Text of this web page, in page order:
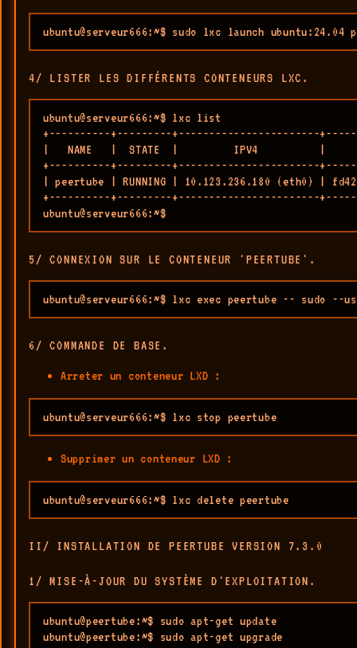
ubuntu@serveur666:~$ sudo lxc launch ubuntu:24.04
4/ LISTER LES DIFFÉRENTS CONTENEURS LXC.
ubuntu@serveur666:~$ lxc list
+----------+---------+-----------------------
|   NAME   |  STATE  |         IPV4          |
+----------+---------+-----------------------
| peertube | RUNNING | 10.123.236.180 (eth0) |
+----------+---------+-----------------------
ubuntu@serveur666:~$
5/ CONNEXION SUR LE CONTENEUR 'PEERTUBE'.
ubuntu@serveur666:~$ lxc exec peertube -- sudo --
6/ COMMANDE DE BASE.
Arreter un conteneur LXD :
ubuntu@serveur666:~$ lxc stop peertube
Supprimer un conteneur LXD :
ubuntu@serveur666:~$ lxc delete peertube
II/ INSTALLATION DE PEERTUBE VERSION 7.3.0
1/ MISE-À-JOUR DU SYSTÈME D'EXPLOITATION.
ubuntu@peertube:~$ sudo apt-get update
ubuntu@peertube:~$ sudo apt-get upgrade